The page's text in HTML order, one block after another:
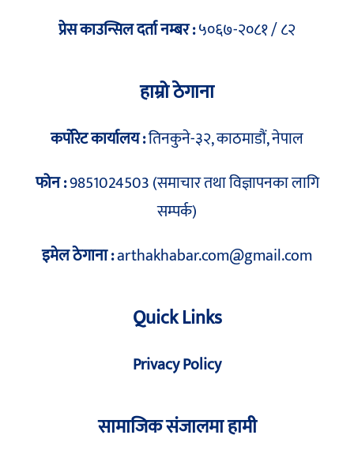
प्रेस काउन्सिल दर्ता नम्बर :५०६७-२०८१ / ८२
हाम्रो ठेगाना
कर्पोरेट कार्यालय :तिनकुने-३२, काठमाडौं, नेपाल
फोन :9851024503 (समाचार तथा विज्ञापनका लागि
सम्पर्क)
इमेल ठेगाना :arthakhabar.com@gmail.com
Quick Links
Privacy Policy
सामाजिक संजालमा हामी